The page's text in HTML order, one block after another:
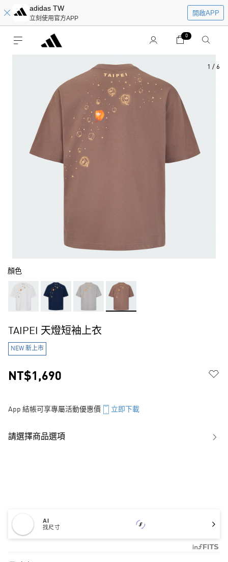
adidas TW
立刻使用官方APP
開啟APP
0
1 / 6
顏色
TAIPEI 天燈短袖上衣
NEW 新上市
NT$1,690
App 結帳可享專屬活動優惠價 立即下載
請選擇商品選項
AI
找尺寸